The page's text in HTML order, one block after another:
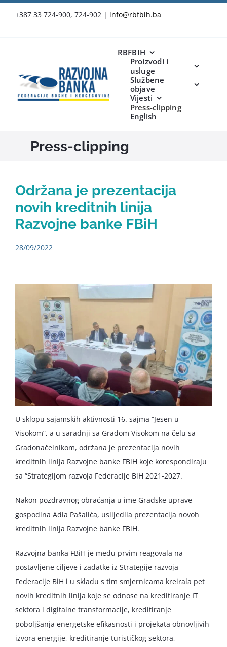
+387 33 724-900, 724-902 | info@rbfbih.ba
RBFBIH
Proizvodi i
usluge
Službene
objave
Vijesti
Press-clipping
English
Press-clipping
Održana je prezentacija
novih kreditnih linija
Razvojne banke FBiH
28/09/2022
U sklopu sajamskih aktivnosti 16. sajma “Jesen u
Visokom”, a u saradnji sa Gradom Visokom na čelu sa
Gradonačelnikom, održana je prezentacija novih
kreditnih linija Razvojne banke FBiH koje korespondiraju
sa “Strategijom razvoja Federacije BiH 2021-2027.
Nakon pozdravnog obraćanja u ime Gradske uprave
gospodina Adia Pašalića, uslijedila prezentacija novoh
kreditnih linija Razvojne banke FBiH.
Razvojna banka FBiH je među prvim reagovala na
postavljene ciljeve i zadatke iz Strategije razvoja
Federacije BiH i u skladu s tim smjernicama kreirala pet
novih kreditnih linija koje se odnose na kreditiranje IT
sektora i digitalne transformacije, kreditiranje
poboljšanja energetske efikasnosti i projekata obnovljivih
izvora energije, kreditiranje turističkog sektora,